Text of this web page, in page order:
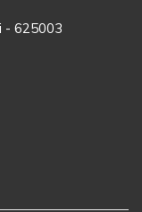
- 625003